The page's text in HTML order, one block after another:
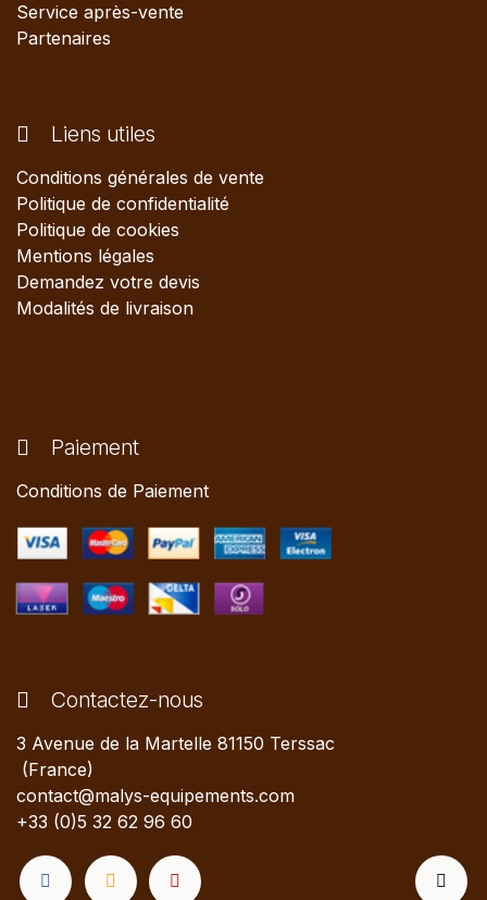
Service après-vente
Partenaires
Liens utiles
Conditions générales de vente
Politique de confidentialité
Politique de cookies
Mentions légales
Demandez votre devis
Modalités de livraison
Paiement
Conditions de Paiement
Contactez-nous
3 Avenue de la Martelle 81150 Terssac
(France)
contact@malys-equipements.com
+33 (0)5 32 62 96 60